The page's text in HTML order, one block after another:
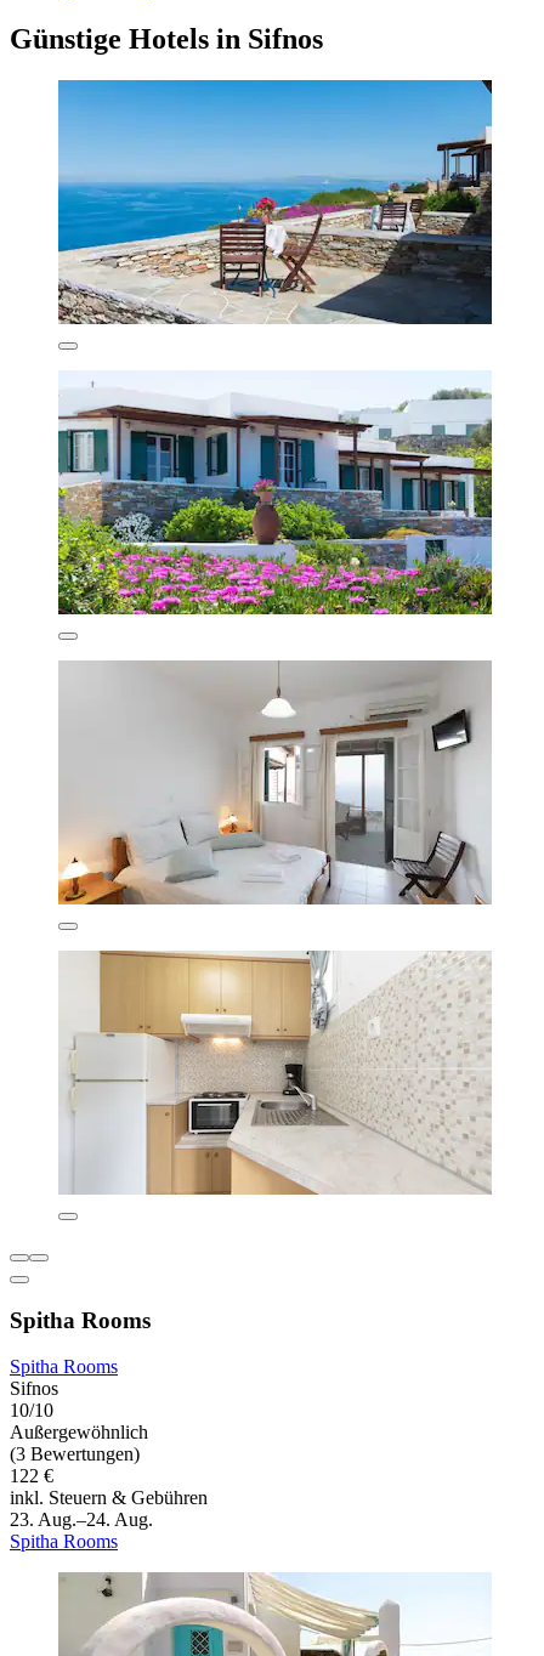
Günstige Hotels in Sifnos
Spitha Rooms
Spitha Rooms
Sifnos
10/10
Außergewöhnlich
(3 Bewertungen)
122 €
inkl. Steuern & Gebühren
23. Aug.–24. Aug.
Spitha Rooms